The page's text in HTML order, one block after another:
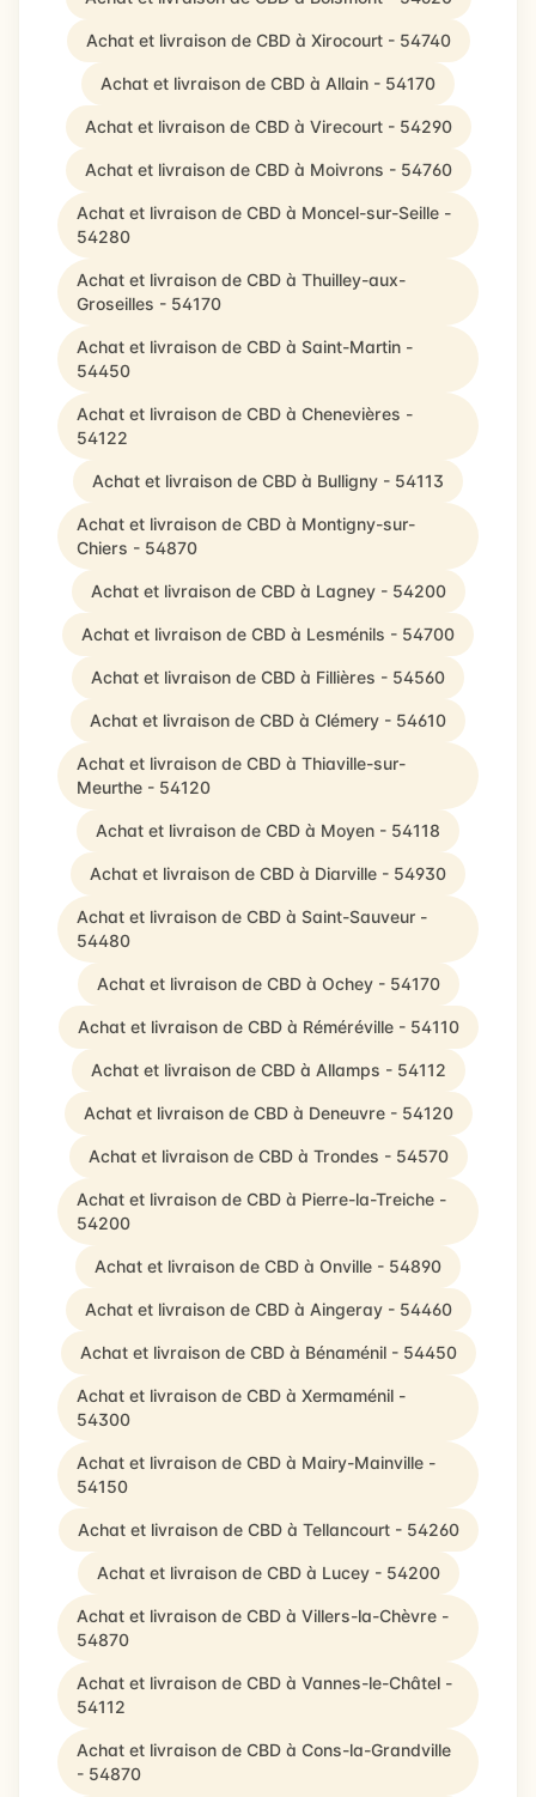
Achat et livraison de CBD à Xirocourt - 54740
Achat et livraison de CBD à Allain - 54170
Achat et livraison de CBD à Virecourt - 54290
Achat et livraison de CBD à Moivrons - 54760
Achat et livraison de CBD à Moncel-sur-Seille -
54280
Achat et livraison de CBD à Thuilley-aux-
Groseilles - 54170
Achat et livraison de CBD à Saint-Martin -
54450
Achat et livraison de CBD à Chenevières -
54122
Achat et livraison de CBD à Bulligny - 54113
Achat et livraison de CBD à Montigny-sur-
Chiers - 54870
Achat et livraison de CBD à Lagney - 54200
Achat et livraison de CBD à Lesménils - 54700
Achat et livraison de CBD à Fillières - 54560
Achat et livraison de CBD à Clémery - 54610
Achat et livraison de CBD à Thiaville-sur-
Meurthe - 54120
Achat et livraison de CBD à Moyen - 54118
Achat et livraison de CBD à Diarville - 54930
Achat et livraison de CBD à Saint-Sauveur -
54480
Achat et livraison de CBD à Ochey - 54170
Achat et livraison de CBD à Réméréville - 54110
Achat et livraison de CBD à Allamps - 54112
Achat et livraison de CBD à Deneuvre - 54120
Achat et livraison de CBD à Trondes - 54570
Achat et livraison de CBD à Pierre-la-Treiche -
54200
Achat et livraison de CBD à Onville - 54890
Achat et livraison de CBD à Aingeray - 54460
Achat et livraison de CBD à Bénaménil - 54450
Achat et livraison de CBD à Xermaménil -
54300
Achat et livraison de CBD à Mairy-Mainville -
54150
Achat et livraison de CBD à Tellancourt - 54260
Achat et livraison de CBD à Lucey - 54200
Achat et livraison de CBD à Villers-la-Chèvre -
54870
Achat et livraison de CBD à Vannes-le-Châtel -
54112
Achat et livraison de CBD à Cons-la-Grandville
- 54870